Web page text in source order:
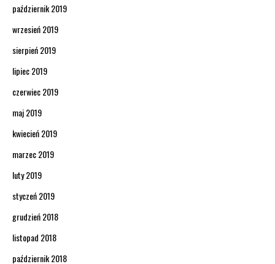
październik 2019
wrzesień 2019
sierpień 2019
lipiec 2019
czerwiec 2019
maj 2019
kwiecień 2019
marzec 2019
luty 2019
styczeń 2019
grudzień 2018
listopad 2018
październik 2018